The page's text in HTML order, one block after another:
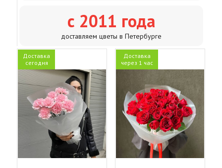
с 2011 года
доставляем цветы в Петербурге
Доставка
сегодня
Доставка
через 1 час